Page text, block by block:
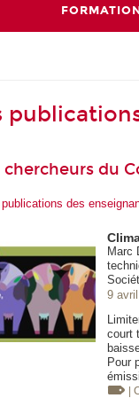
chercheurs du
des
Marc
9
court
Pour
|